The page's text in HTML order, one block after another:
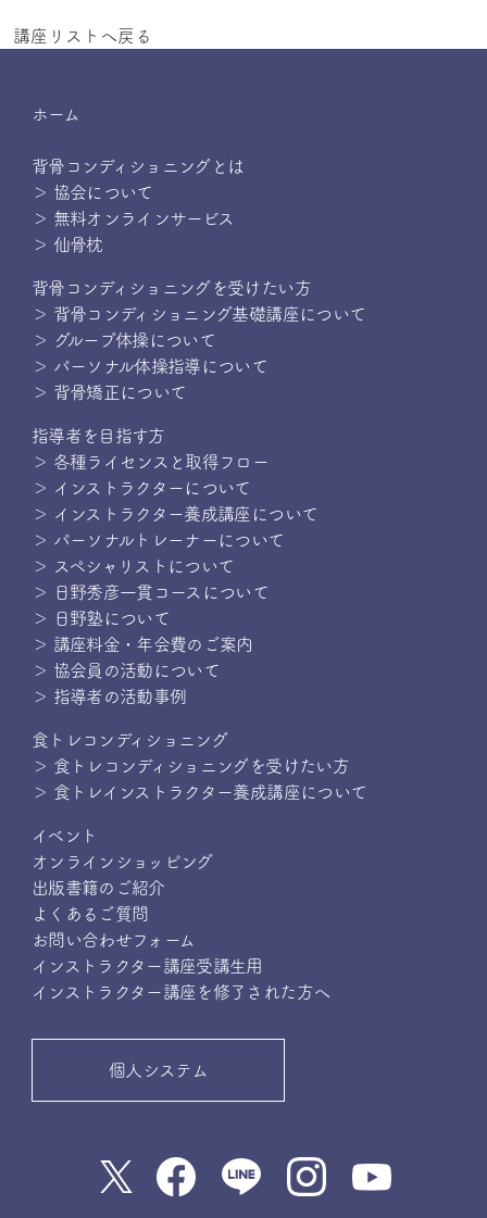
講座リストへ戻る
ホーム
背骨コンディショニングとは
＞ 協会について
＞ 無料オンラインサービス
＞ 仙骨枕
背骨コンディショニングを受けたい方
＞ 背骨コンディショニング基礎講座について
＞ グループ体操について
＞ パーソナル体操指導について
＞ 背骨矯正について
指導者を目指す方
＞ 各種ライセンスと取得フロー
＞ インストラクターについて
＞ インストラクター養成講座について
＞ パーソナルトレーナーについて
＞ スペシャリストについて
＞ 日野秀彦一貫コースについて
＞ 日野塾について
＞ 講座料金・年会費のご案内
＞ 協会員の活動について
＞ 指導者の活動事例
食トレコンディショニング
＞ 食トレコンディショニングを受けたい方
＞ 食トレインストラクター養成講座について
イベント
オンラインショッピング
出版書籍のご紹介
よくあるご質問
お問い合わせフォーム
インストラクター講座受講生用
インストラクター講座を修了された方へ
個人システム